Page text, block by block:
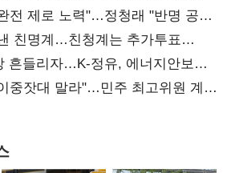
전 제로 노력"…정청래 "반명 공세
친명계…친청계는 추가투표
흔들리자…K-정유, 에너지안보
중잣대 말라"…민주 최고위원 계파